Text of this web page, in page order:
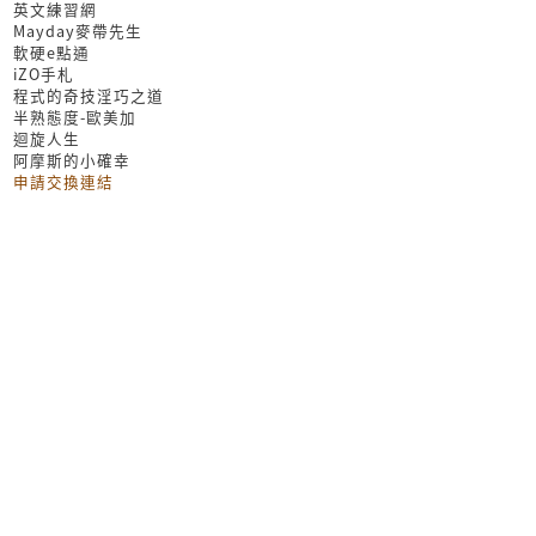
英文練習網
Mayday麥帶先生
軟硬e點通
iZO手札
程式的奇技淫巧之道
半熟態度-歐美加
迴旋人生
阿摩斯的小確幸
申請交換連結